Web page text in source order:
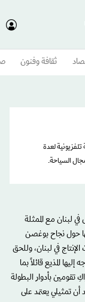
ثقافة وفنون
لعدة
السياحة.
لبنان مع الممثلة
حول نجاح بوغصن
في لبنان، وللحق
المذيع قائلاً بما
بأدوار البطولة
أن تمثيلي يعتمد على